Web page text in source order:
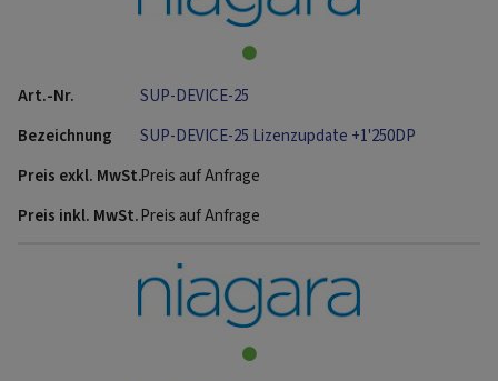
SUP-DEVICE-25
SUP-DEVICE-25 Lizenzupdate +1'250DP
Preis auf Anfrage
Preis auf Anfrage